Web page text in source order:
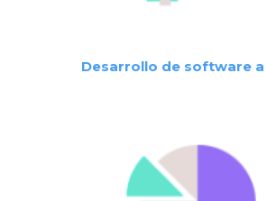
Desarrollo de software